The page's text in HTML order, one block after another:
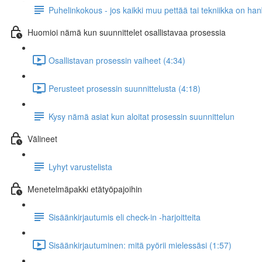
Puhelinkokous - jos kaikki muu pettää tai tekniikka on
Huomioi nämä kun suunnittelet osallistavaa prosessia
Osallistavan prosessin vaiheet (4:34)
Perusteet prosessin suunnittelusta (4:18)
Kysy nämä asiat kun aloitat prosessin suunnittelun
Välineet
Lyhyt varustelista
Menetelmäpakki etätyöpajoihin
Sisäänkirjautumis eli check-in -harjoitteita
Sisäänkirjautuminen: mitä pyörii mielessäsi (1:57)